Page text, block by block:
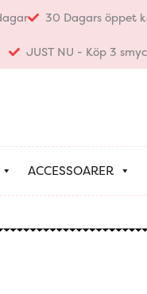
30 Dagars öppet
JUST NU - Köp 3
ACCESSOARER